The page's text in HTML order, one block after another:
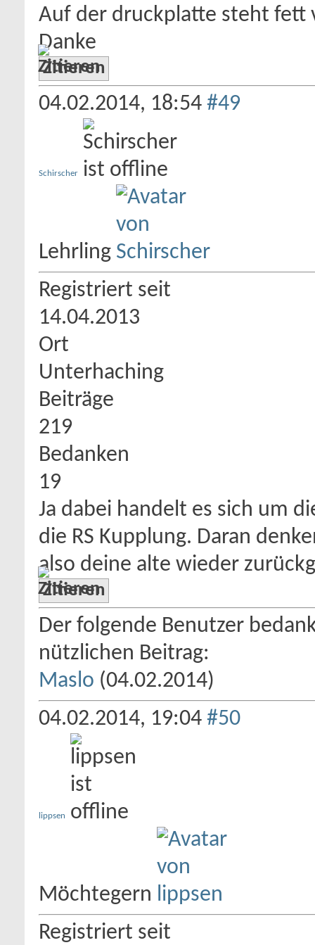
Auf der druckplatte steht fett
Danke
Zitieren
04.02.2014, 18:54 #49
Schirscher
Lehrling
Registriert seit
14.04.2013
Ort
Unterhaching
Beiträge
219
Bedanken
19
Ja dabei handelt es sich um
die RS Kupplung. Daran
also deine alte wieder
Zitieren
Der folgende Benutzer
nützlichen Beitrag:
Maslo (04.02.2014)
04.02.2014, 19:04 #50
lippsen
Möchtegern
Registriert seit